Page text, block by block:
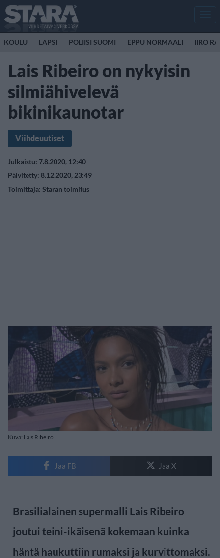
KOULU LAPSI POLIISI SUOMI EPPU NORMAALI IIRO
Lais Ribeiro on nykyisin
silmiähivelevä
bikinikaunotar
Viihdeuutiset
Julkaistu: 7.8.2020, 12:40
Päivitetty: 8.12.2020, 23:49
Toimittaja: Staran toimitus
Kuva: Lais Ribeiro
Jaa FB Jaa X
Brasilialainen supermalli Lais Ribeiro
joutui teini-ikäisenä kokemaan kuinka
häntä haukuttiin rumaksi ja kurvittomaksi.